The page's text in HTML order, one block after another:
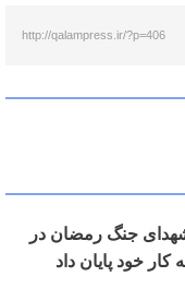
http://qalampress.ir/?p=406
جنگ رمضان در
کار خود پایان داد